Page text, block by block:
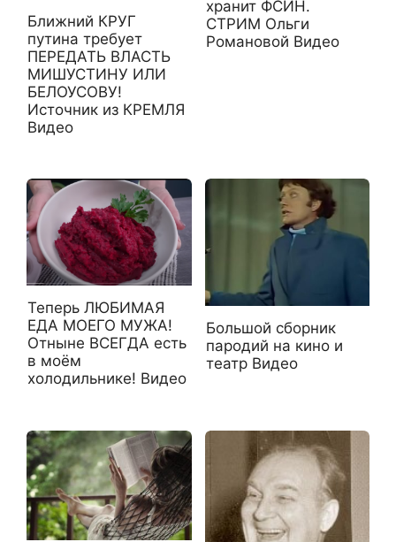
Ближний КРУГ
путина требует
ПЕРЕДАТЬ ВЛАСТЬ
МИШУСТИНУ ИЛИ
БЕЛОУСОВУ!
Источник из КРЕМЛЯ
Видео
хранит ФСИН.
СТРИМ Ольги
Романовой Видео
Теперь ЛЮБИМАЯ
ЕДА МОЕГО МУЖА!
Отныне ВСЕГДА есть
в моём
холодильнике! Видео
Большой сборник
пародий на кино и
театр Видео